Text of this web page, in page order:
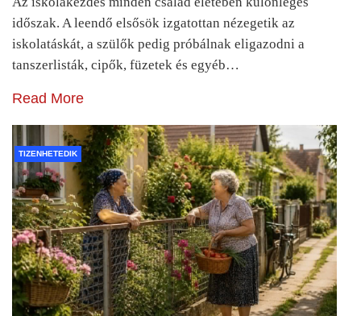
időszak. A leendő elsősök izgatottan nézegetik az
iskolatáskát, a szülők pedig próbálnak eligazodni a
tanszerlisták, cipők, füzetek és egyéb…
Read More
TIZENHETEDIK